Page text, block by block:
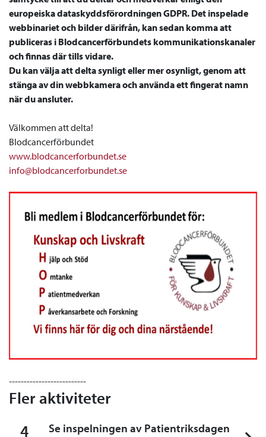
europeiska dataskyddsförordningen GDPR. Det inspelade
webbinariet och bilder därifrån, kan sedan komma att
publiceras i Blodcancerförbundets kommunikationskanaler
och finnas där tills vidare.
Du kan välja att delta synligt eller mer osynligt, genom att
stänga av din webbkamera och använda ett fingerat namn
när du ansluter.
Välkommen att delta!
Blodcancerförbundet
www.blodcancerforbundet.se
info@blodcancerforbundet.se
--------------------------
Fler aktiviteter
4
Se inspelningen av Patientriksdagen